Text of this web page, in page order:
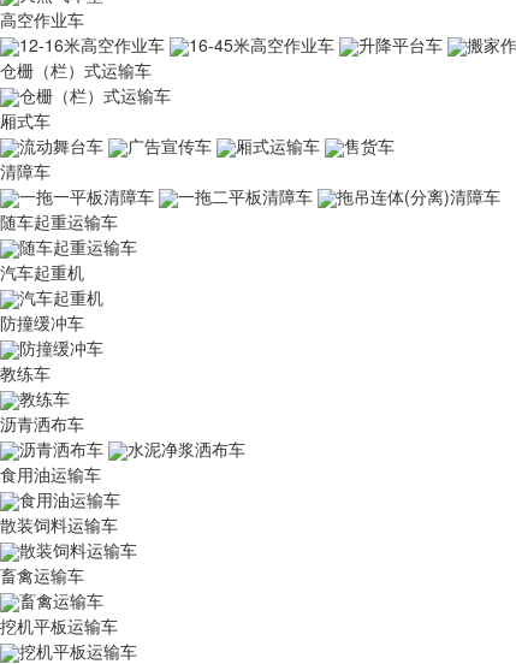
高空作业车
12-16米高空作业车
16-45米高空作业车 升降平台车
搬家
仓栅（栏）式运输车
仓栅（栏）式运输车
厢式车
流动舞台车
广告宣传车 厢式运输车
售货车
清障车
一拖一平板清障车
一拖二平板清障车
拖吊连体(分离)清障车
随车起重运输车
随车起重运输车
汽车起重机
汽车起重机
防撞缓冲车
防撞缓冲车
教练车
教练车
沥青洒布车
沥青洒布车
水泥净浆洒布车
食用油运输车
食用油运输车
散装饲料运输车
散装饲料运输车
畜禽运输车
畜禽运输车
挖机平板运输车
挖机平板运输车